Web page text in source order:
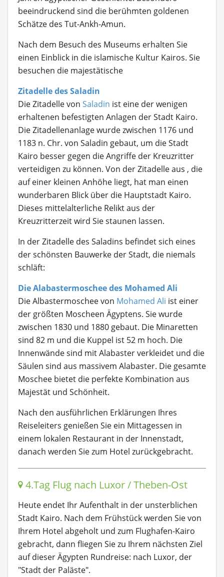
beeindruckend sind die berühmten goldenen
Schätze des Tut-Ankh-Amun.
Nach dem Besuch des Museums erhalten Sie
einen Einblick in die islamische Kultur Kairos. Sie
besuchen die majestätische
Zitadelle des Saladin
Die Zitadelle von Saladin ist eine der wenigen
erhaltenen befestigten Anlagen der Stadt Kairo.
Die Zitadellenanlage wurde zwischen 1176 und
1183 n. Chr. von Saladin gebaut, um die Stadt
Kairo besser gegen die Angriffe der Kreuzritter
verteidigen zu können. Von der Zitadelle aus , die
auf einer kleinen Anhöhe liegt, hat man einen
wunderbaren Blick über die Hauptstadt Kairo.
Dieses mittelalterliche Relikt aus der
Kreuzritterzeit wird Sie staunen lassen.
In der Zitadelle des Saladins befindet sich eines
der schönsten Bauwerke der Stadt, die niemals
schläft:
Die Alabastermoschee des Mohamed Ali
Die Albastermoschee von Mohamed Ali ist einer
der größten Moscheen Ägyptens. Sie wurde
zwischen 1830 und 1880 gebaut. Die Minaretten
sind 82 m und die Kuppel ist 52 m hoch. Die
Innenwände sind mit Alabaster verkleidet und die
Säulen sind aus massivem Alabaster. Die gesamte
Moschee bietet die perfekte Kombination aus
Majestät und Schönheit.
Nach den ausführlichen Erklärungen Ihres
Reiseleiters genießen Sie ein Mittagessen in
einem lokalen Restaurant in der Innenstadt,
danach werden Sie zum Hotel zurückgebracht.
4.Tag Flug nach Luxor / Theben-Ost
Heute endet Ihr Aufenthalt in der unsterblichen
Stadt Kairo. Nach dem Frühstück werden Sie von
Ihrem Hotel abgeholt und zum Flughafen-Kairo
gebracht, dann fliegen Sie zu Ihrem nächsten Ziel
auf dieser Ägypten Rundreise: nach Luxor, der
"Stadt der Paläste".